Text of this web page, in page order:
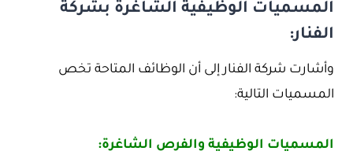
المسميات الوظيفية الشاغرة بشركة
الفنار:
وأشارت شركة الفنار إلى أن الوظائف المتاحة تخص
المسميات التالية:
المسميات الوظيفية والفرص الشاغرة: